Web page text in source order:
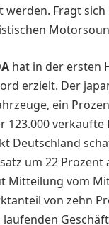
werden. Fragt
hat in der ersten
erzielt. Der
ein
123.000
Deutschland
um 22
Mitteilung vom
von zehn